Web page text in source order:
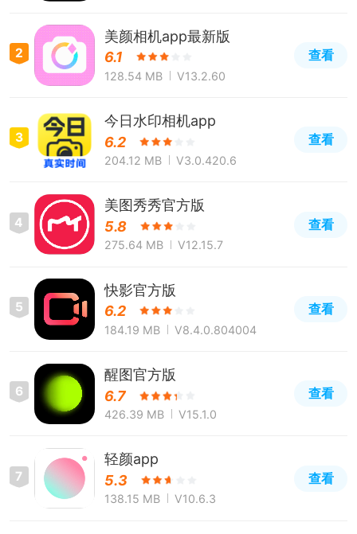
2
美颜相机app最新版
6.1
128.54 MB V13.2.60
查看
3
今日水印相机app
6.2
204.12 MB V3.0.420.6
查看
4
美图秀秀官方版
5.8
275.64 MB V12.15.7
查看
5
快影官方版
6.2
184.19 MB V8.4.0.804004
查看
6
醒图官方版
6.7
426.39 MB V15.1.0
查看
7
轻颜app
5.3
138.15 MB V10.6.3
查看